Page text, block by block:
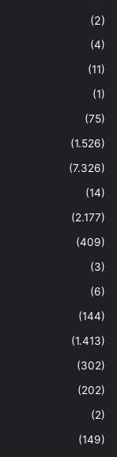
(2)
(4)
(11)
(1)
(75)
(1.526)
(7.326)
(14)
(2.177)
(409)
(3)
(6)
(144)
(1.413)
(302)
(202)
(2)
(149)